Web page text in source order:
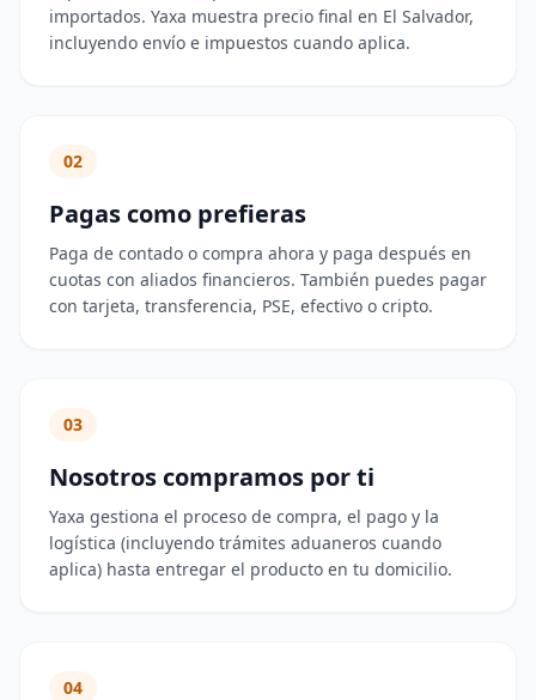
importados. Yaxa muestra precio final en El Salvador,
incluyendo envío e impuestos cuando aplica.
02
Pagas como prefieras
Paga de contado o compra ahora y paga después en
cuotas con aliados financieros. También puedes pagar
con tarjeta, transferencia, PSE, efectivo o cripto.
03
Nosotros compramos por ti
Yaxa gestiona el proceso de compra, el pago y la
logística (incluyendo trámites aduaneros cuando
aplica) hasta entregar el producto en tu domicilio.
04